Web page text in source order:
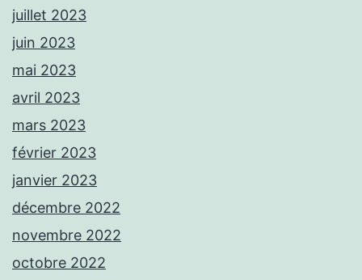
juillet 2023
juin 2023
mai 2023
avril 2023
mars 2023
février 2023
janvier 2023
décembre 2022
novembre 2022
octobre 2022